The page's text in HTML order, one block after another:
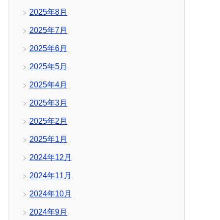
2025年8月
2025年7月
2025年6月
2025年5月
2025年4月
2025年3月
2025年2月
2025年1月
2024年12月
2024年11月
2024年10月
2024年9月